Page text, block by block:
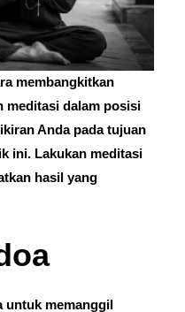
membangkitkan
meditasi dalam posisi
Anda pada tujuan
ini. Lakukan meditasi
hasil yang
untuk memanggil